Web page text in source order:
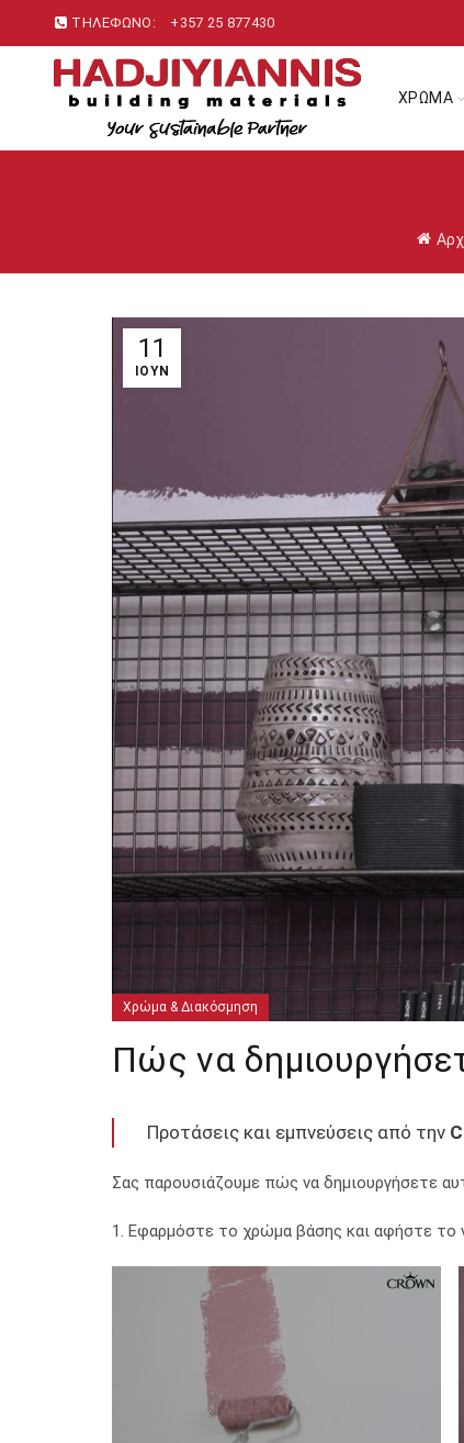
ΤΗΛΕΦΩΝΟ: +357 25 877430
ΧΡΩΜΑ
11
ΙΟΎΝ
Χρώμα & Διακόσμηση
Πώς να
Προτάσεις και εμπνεύσεις από την
Σας παρουσιάζουμε πώς να δημιουργήσετε
1. Εφαρμόστε το χρώμα βάσης και αφήστε το